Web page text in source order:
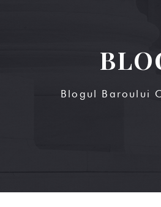
Blogul Baroului